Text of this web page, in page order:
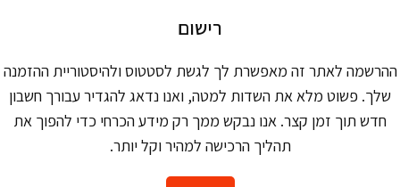
רישום
ההרשמה לאתר זה מאפשרת לך לגשת לסטטוס ולהיסטוריית ההזמנה
שלך. פשוט מלא את השדות למטה, ואנו נדאג להגדיר עבורך חשבון
חדש תוך זמן קצר. אנו נבקש ממך רק מידע הכרחי כדי להפוך את
תהליך הרכישה למהיר וקל יותר.